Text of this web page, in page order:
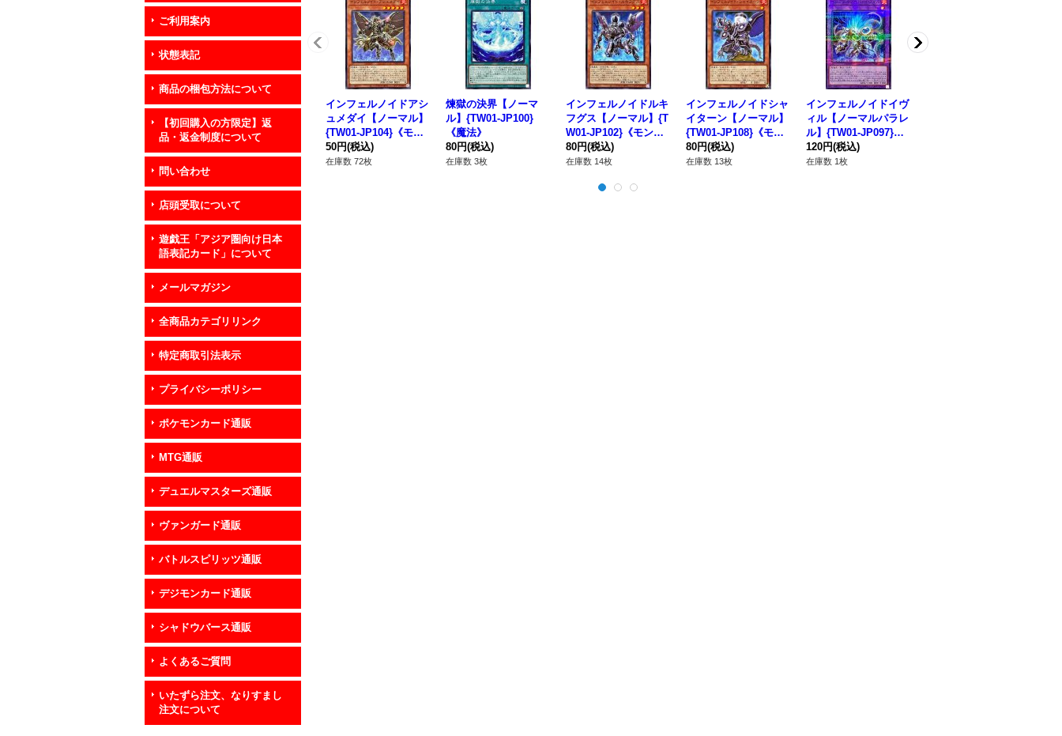
ご利用案内
状態表記
商品の梱包方法について
【初回購入の方限定】返
品・返金制度について
問い合わせ
店頭受取について
遊戯王「アジア圏向け日本
語表記カード」について
メールマガジン
全商品カテゴリリンク
特定商取引法表示
プライバシーポリシー
ポケモンカード通販
MTG通販
デュエルマスターズ通販
ヴァンガード通販
バトルスピリッツ通販
デジモンカード通販
シャドウバース通販
よくあるご質問
いたずら注文、なりすまし
注文について
インフェルノイドアシ
ュメダイ【ノーマル】
{TW01-JP104}《モン
スター》
50円(税込)
在庫数 72枚
煉獄の決界【ノーマ
ル】{TW01-JP100}
《魔法》
80円(税込)
在庫数 3枚
インフェルノイドルキ
フグス【ノーマル】{T
W01-JP102}《モンス
ター》
80円(税込)
在庫数 14枚
インフェルノイドシャ
イターン【ノーマル】
{TW01-JP108}《モン
スター》
80円(税込)
在庫数 13枚
インフェルノイドイヴ
ィル【ノーマルパラレ
ル】{TW01-JP097}
《融合》
120円(税込)
在庫数 1枚